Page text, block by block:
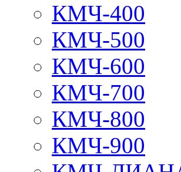
КМЧ-400
КМЧ-500
КМЧ-600
КМЧ-700
КМЧ-800
КМЧ-900